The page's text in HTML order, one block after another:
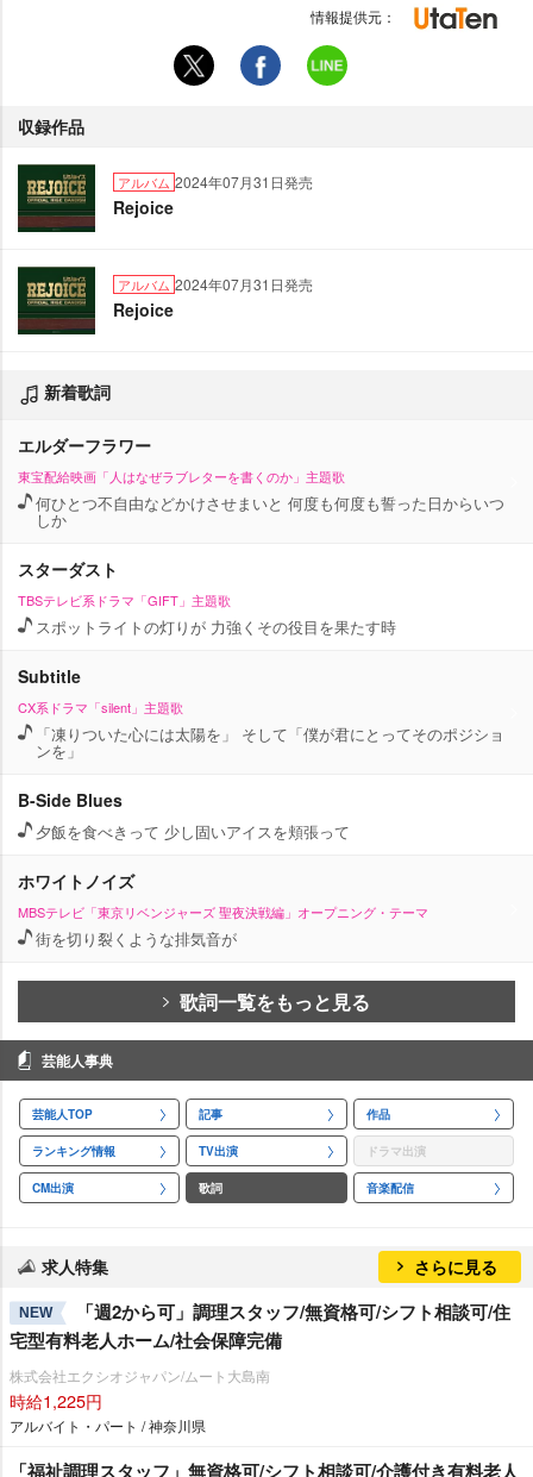
情報提供元：
収録作品
アルバム 2024年07月31日発売
Rejoice
アルバム 2024年07月31日発売
Rejoice
新着歌詞
エルダーフラワー
東宝配給映画「人はなぜラブレターを書くのか」主題歌
何ひとつ不自由などかけさせまいと 何度も何度も誓った日からいつ
しか
スターダスト
TBSテレビ系ドラマ「GIFT」主題歌
スポットライトの灯りが 力強くその役目を果たす時
Subtitle
CX系ドラマ「silent」主題歌
「凍りついた心には太陽を」 そして「僕が君にとってそのポジショ
ンを」
B-Side Blues
夕飯を食べきって 少し固いアイスを頬張って
ホワイトノイズ
MBSテレビ「東京リベンジャーズ 聖夜決戦編」オープニング・テーマ
街を切り裂くような排気音が
歌詞一覧をもっと見る
芸能人事典
芸能人TOP 記事 作品
ランキング情報 TV出演 ドラマ出演
CM出演 歌詞 音楽配信
求人特集 さらに見る
NEW
「週2から可」調理スタッフ/無資格可/シフト相談可/住
宅型有料老人ホーム/社会保障完備
株式会社エクシオジャパン/ムート大島南
時給1,225円
アルバイト・パート / 神奈川県
「福祉調理スタッフ」無資格可/シフト相談可/介護付き有料老人